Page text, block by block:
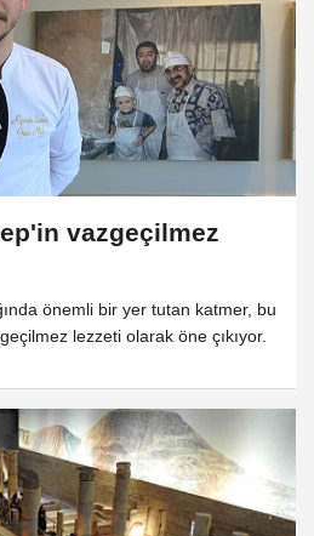
vazgeçilmez
önemli bir yer tutan katmer, bu
lezzeti olarak öne çıkıyor.